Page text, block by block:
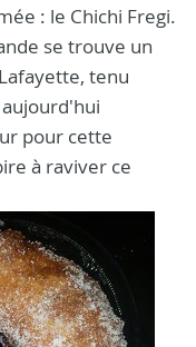
: le Chichi Fregi.
se trouve un
tenu
pour cette
à raviver ce